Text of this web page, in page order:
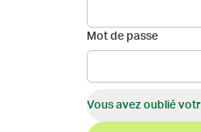
Mot de passe
Vous avez oublié